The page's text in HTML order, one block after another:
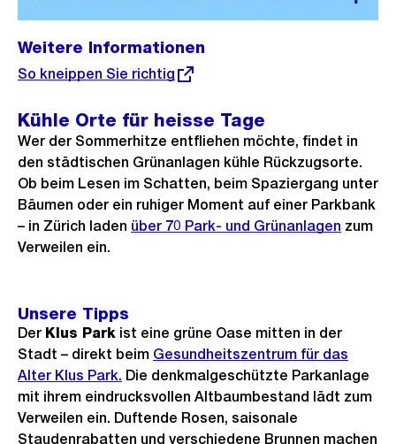
Weitere Informationen
Externer
So kneippen Sie richtig
Kühle Orte für heisse Tage
Wer der Sommerhitze entfliehen möchte, findet in
den städtischen Grünanlagen kühle Rückzugsorte.
Ob beim Lesen im Schatten, beim Spaziergang unter
Bäumen oder ein ruhiger Moment auf einer Parkbank
– in Zürich laden über 70 Park- und Grünanlagen zum
Verweilen ein.
Unsere Tipps
Der Klus Park ist eine grüne Oase mitten in der
Stadt – direkt beim Gesundheitszentrum für das
Alter Klus Park. Die denkmalgeschützte Parkanlage
mit ihrem eindrucksvollen Altbaumbestand lädt zum
Verweilen ein. Duftende Rosen, saisonale
Staudenrabatten und verschiedene Brunnen machen